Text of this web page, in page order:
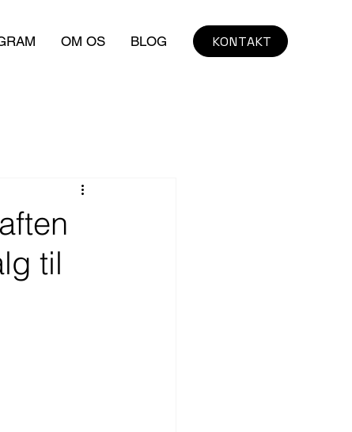
KONTAKT
OM OS BLOG
til